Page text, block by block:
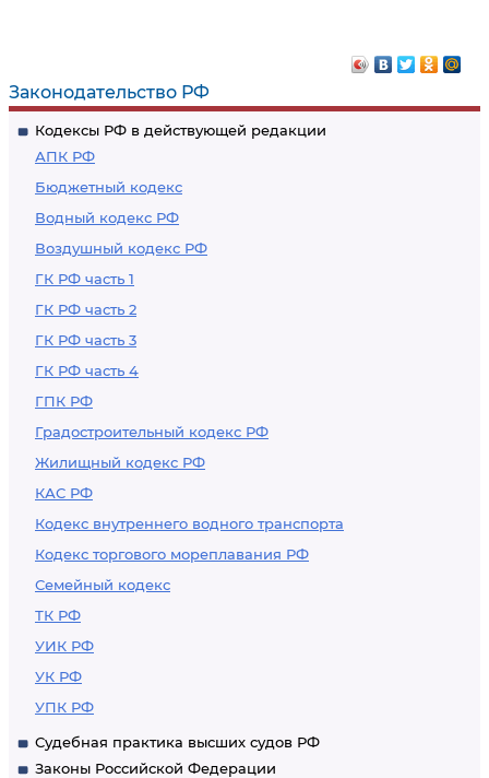
Законодательство РФ
Кодексы РФ в действующей редакции
АПК РФ
Бюджетный кодекс
Водный кодекс РФ
Воздушный кодекс РФ
ГК РФ часть 1
ГК РФ часть 2
ГК РФ часть 3
ГК РФ часть 4
ГПК РФ
Градостроительный кодекс РФ
Жилищный кодекс РФ
КАС РФ
Кодекс внутреннего водного транспорта
Кодекс торгового мореплавания РФ
Семейный кодекс
ТК РФ
УИК РФ
УК РФ
УПК РФ
Судебная практика высших судов РФ
Законы Российской Федерации
законодательства о
труде
категорий
работников